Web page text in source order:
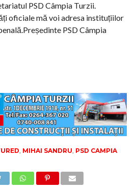
PSD Câmpia Turzii.
oficiale mă voi adresa instituțiilor
PSD Câmpia
, MIHAI SANDRU, PSD CAMPIA